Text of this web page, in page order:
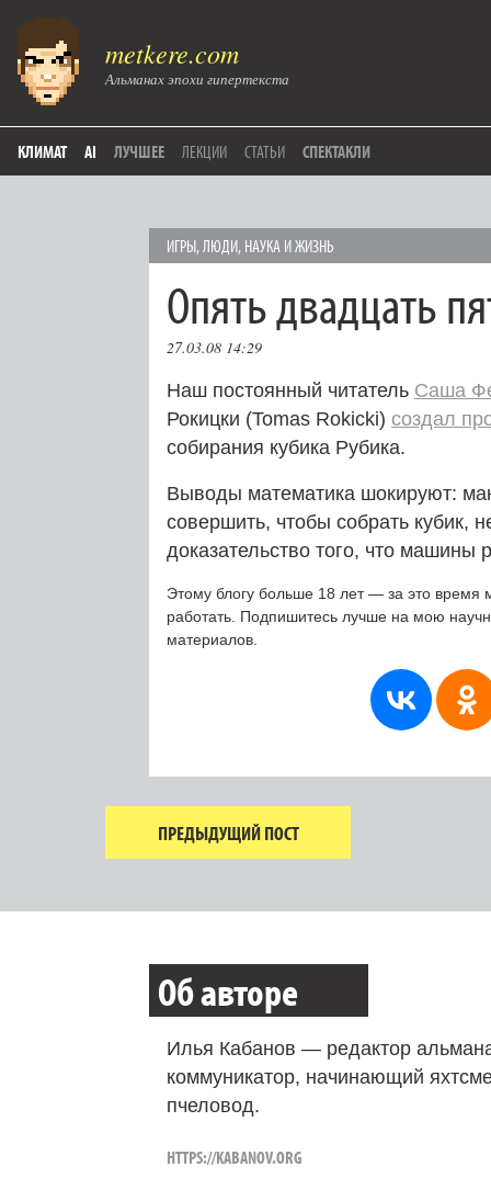
metkere.com
Альманах эпохи гипертекста
КЛИМАТ AI ЛУЧШЕЕ ЛЕКЦИИ СТАТЬИ СПЕКТАКЛИ
ИГРЫ,ЛЮДИ, НАУКА И ЖИЗНЬ
Опять двадцать
27.03.08 14:29
Наш постоянный читатель Саша
Рокицки (Tomas Rokicki) создал
собирания кубика Рубика.
Выводы математика шокируют:
совершить, чтобы собрать кубик,
доказательство того, что
Этому блогу больше 18 лет — за это время
работать. Подпишитесь лучше на мою
материалов.
ПРЕДЫДУЩИЙ ПОСТ
Об авторе
Илья Кабанов — редактор
коммуникатор, начинающий
пчеловод.
HTTPS://KABANOV.ORG